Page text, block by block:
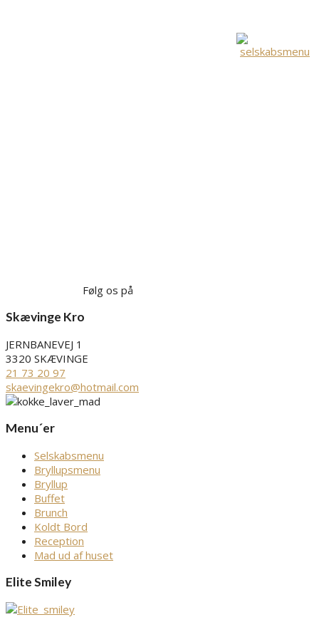
Følg os på
Skævinge Kro
JERNBANEVEJ 1
3320 SKÆVINGE
21 73 20 97
skaevingekro@hotmail.com
Menu´er
Selskabsmenu
Bryllupsmenu
Bryllup
Buffet
Brunch
Koldt Bord
Reception
Mad ud af huset
Elite Smiley